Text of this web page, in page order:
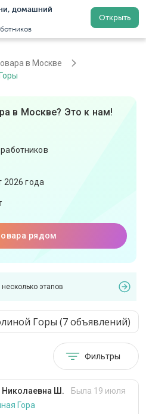
домашний
Открыть
Регистрация
в Москве
в Москве? Это к нам!
2026 года
рядом
этапов
Горы (7 объявлений)
Фильтры
Николаевна Ш.
Была 19 июля
Гора